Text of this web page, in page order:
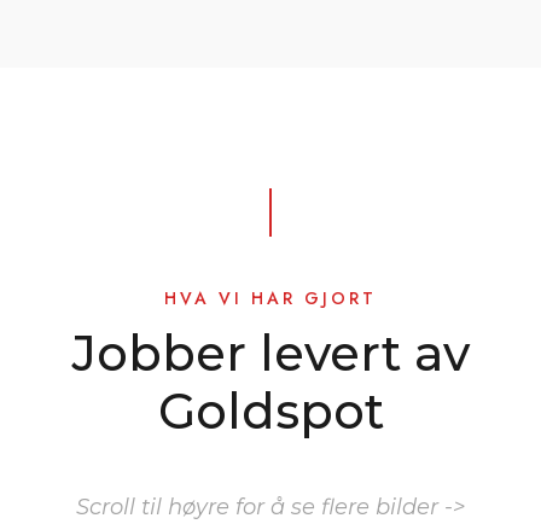
HVA VI HAR GJORT
Jobber levert av
Goldspot
Scroll til høyre for å se flere bilder ->